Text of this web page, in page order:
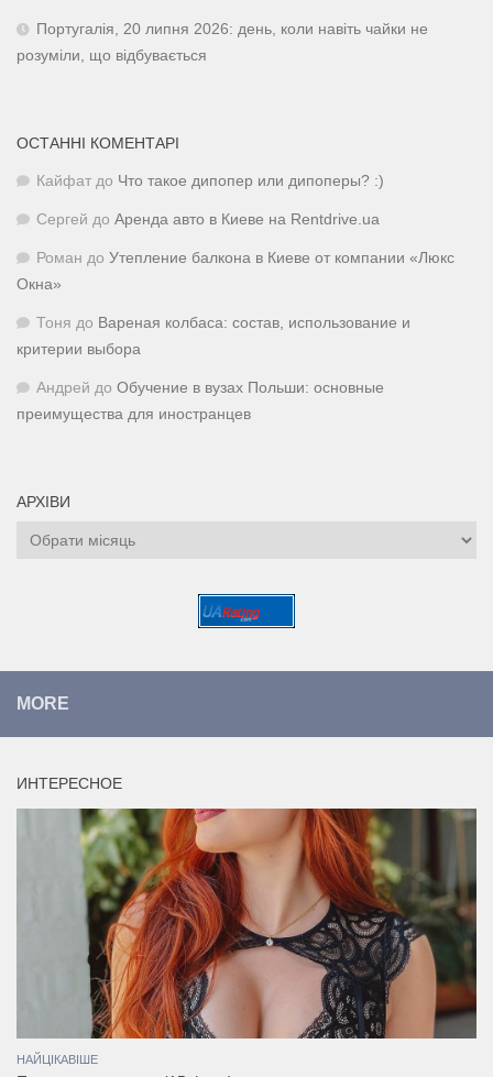
Португалія, 20 липня 2026: день, коли навіть чайки не
розуміли, що відбувається
ОСТАННІ КОМЕНТАРІ
Кайфат до Что такое дипопер или дипоперы? :)
Сергей до Аренда авто в Киеве на Rentdrive.ua
Роман до Утепление балкона в Киеве от компании «Люкс
Окна»
Тоня до Вареная колбаса: состав, использование и
критерии выбора
Андрей до Обучение в вузах Польши: основные
преимущества для иностранцев
АРХІВИ
Архіви
MORE
ИНТЕРЕСНОЕ
НАЙЦІКАВІШЕ